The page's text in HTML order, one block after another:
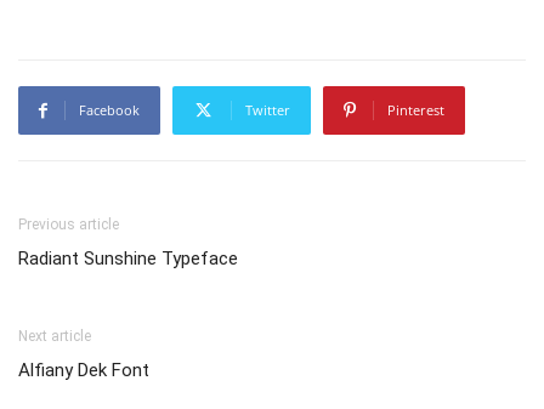
Facebook Twitter Pinterest
Previous article
Radiant Sunshine Typeface
Next article
Alfiany Dek Font